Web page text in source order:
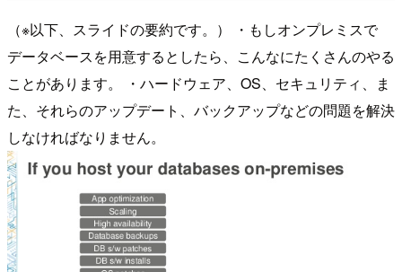
（※以下、スライドの要約です。） ・もしオンプレミスで
データベースを用意するとしたら、こんなにたくさんのやる
ことがあります。 ・ハードウェア、OS、セキュリティ、ま
た、それらのアップデート、バックアップなどの問題を解決
しなければなりません。